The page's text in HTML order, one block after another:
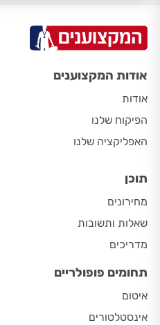
אודות המקצוענים
אודות
הפיקוח שלנו
האפליקציה שלנו
תוכן
מחירונים
שאלות ותשובות
מדריכים
תחומים פופולריים
איטום
אינסטלטורים